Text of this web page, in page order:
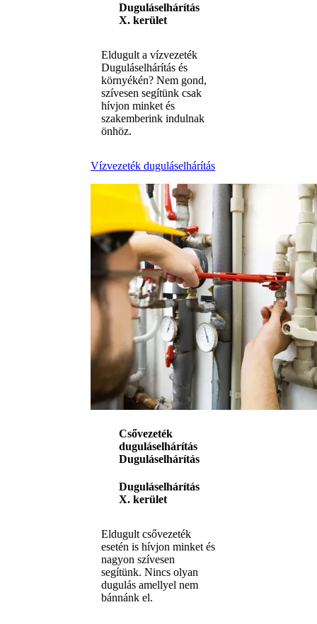
Duguláselhárítás
X. kerület
Eldugult a vízvezeték
Duguláselhárítás és
környékén? Nem gond,
szívesen segítünk csak
hívjon minket és
szakemberink indulnak
önhöz.
Vízvezeték duguláselhárítás
Csővezeték
duguláselhárítás
Duguláselhárítás
Duguláselhárítás
X. kerület
Eldugult csővezeték
esetén is hívjon minket és
nagyon szívesen
segítünk. Nincs olyan
dugulás amellyel nem
bánnánk el.